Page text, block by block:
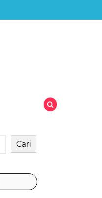
Cari